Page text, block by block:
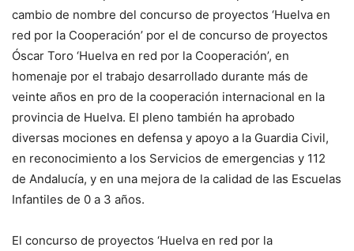
cambio de nombre del concurso de proyectos ‘Huelva en
red por la Cooperación’ por el de concurso de proyectos
Óscar Toro ‘Huelva en red por la Cooperación’, en
homenaje por el trabajo desarrollado durante más de
veinte años en pro de la cooperación internacional en la
provincia de Huelva. El pleno también ha aprobado
diversas mociones en defensa y apoyo a la Guardia Civil,
en reconocimiento a los Servicios de emergencias y 112
de Andalucía, y en una mejora de la calidad de las Escuelas
Infantiles de 0 a 3 años.
El concurso de proyectos ‘Huelva en red por la